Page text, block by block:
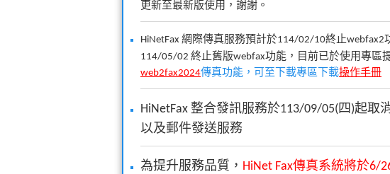
更新至最新版使用，謝謝。
HiNetFax 網際傳真服務預計於114/02/10終止webfax2
114/05/02 終止舊版webfax功能，目前已於使用專區
web2fax2024傳真功能，可至下載專區下載操作手冊
HiNetFax 整合發訊服務於113/09/05(四)起取
以及郵件發送服務
為提升服務品質， HiNet Fax傳真系統將於6/